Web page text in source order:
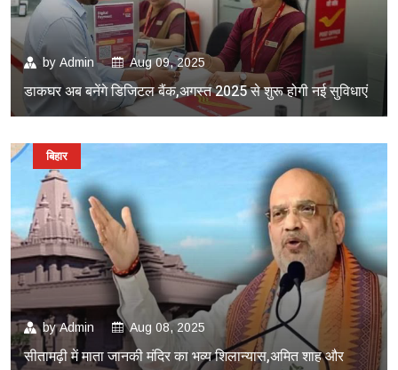
by Admin Aug 09, 2025
डाकघर अब बनेंगे डिजिटल बैंक,अगस्त 2025 से शुरू होगी नई सुविधाएं
byAdmin Aug 08, 2025
सीतामढ़ी में माता जानकी मंदिर का भव्य शिलान्यास,अमित शाह और
बिहार